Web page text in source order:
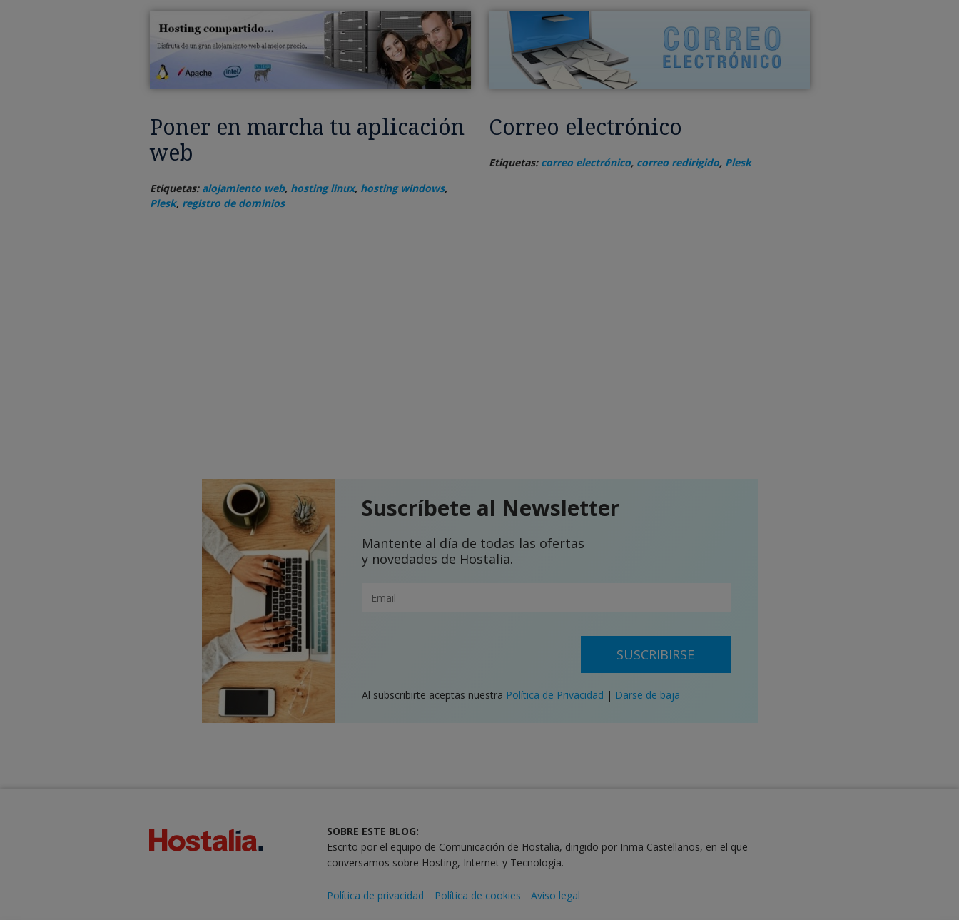
Poner en marcha tu aplicación
web
Etiquetas: alojamiento web, hosting linux, hosting windows,
Plesk, registro de dominios
Correo electrónico
Etiquetas: correo electrónico, correo redirigido, Plesk
Suscríbete al Newsletter
Mantente al día de todas las ofertas
y novedades de Hostalia.
SUSCRIBIRSE
Al subscribirte aceptas nuestra Política de Privacidad | Darse de baja
SOBRE ESTE BLOG:
Escrito por el equipo de Comunicación de Hostalia, dirigido por Inma Castellanos, en el que
conversamos sobre Hosting, Internet y Tecnología.
Política de privacidad Política de cookies Aviso legal